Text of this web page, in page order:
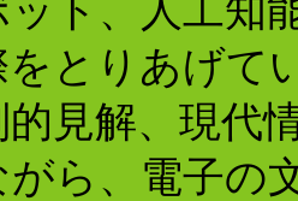
ト、人工知
とりあげて
見解、現代
がら、電子の